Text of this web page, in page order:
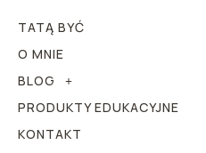
TATĄ BYĆ
O MNIE
BLOG
PRODUKTY EDUKACYJNE
KONTAKT